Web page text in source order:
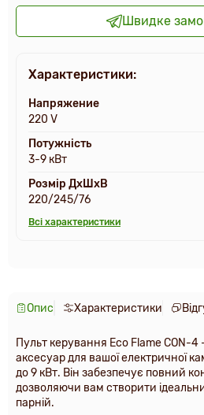
Швидке
Характеристики:
Напряжение
220 V
Потужність
3-9 кВт
Розмір ДxШxВ
220/245/76
Всі характеристики
Опис Характеристики
Пульт керування Eco Flame CON-
аксесуар для вашої електричної
до 9 кВт. Він забезпечує повний
дозволяючи вам створити
парній.